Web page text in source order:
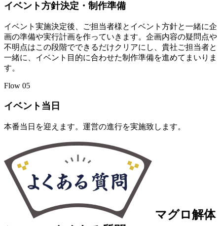
イベント方針決定・制作準備
イベント実施決定後、ご担当者様とイベント方針と一緒に企
画の準備や実行計画を作っていきます。企画内容の疑問点や
不明点はこの段階でできるだけクリアにし、貴社ご担当者と
一緒に、イベント目的に合わせた制作準備を進めてまいりま
す。
Flow 05
イベント当日
本番当日を迎えます。運営の進行を実施致します。
マグロ解体